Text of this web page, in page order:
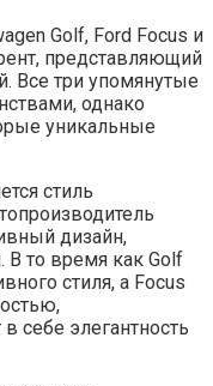
Golf, Ford Focus и
представляющий
Все три упомянутые
однако
уникальные
стиль
дизайн,
то время как Golf
стиля, а Focus
себе элегантность